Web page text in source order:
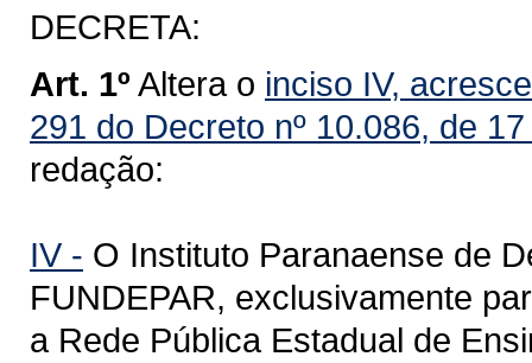
DECRETA:
Art. 1º Altera o inciso IV,
291 do Decreto nº 10.086, de
redação:
IV - O Instituto Paranaense de
FUNDEPAR, exclusivamente
a Rede Pública Estadual de